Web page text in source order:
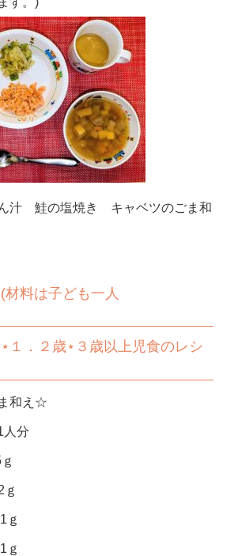
汁 鮭の塩焼き キャベツのごま和
(材料は子ども一人
⋆ １．２歳⋆ ３歳以上児食のレシ
和え☆
人分